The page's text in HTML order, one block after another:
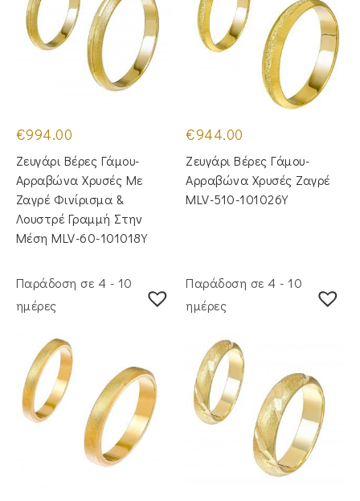
€994.00
Ζευγάρι Βέρες Γάμου-
Αρραβώνα Χρυσές Με
Ζαγρέ Φινίρισμα &
Λουστρέ Γραμμή Στην
Μέση MLV-60-101018Y
€944.00
Ζευγάρι Βέρες Γάμου-
Αρραβώνα Χρυσές Ζαγρέ
MLV-510-101026Y
Παράδοση σε 4 - 10
ημέρες
Παράδοση σε 4 - 10
ημέρες